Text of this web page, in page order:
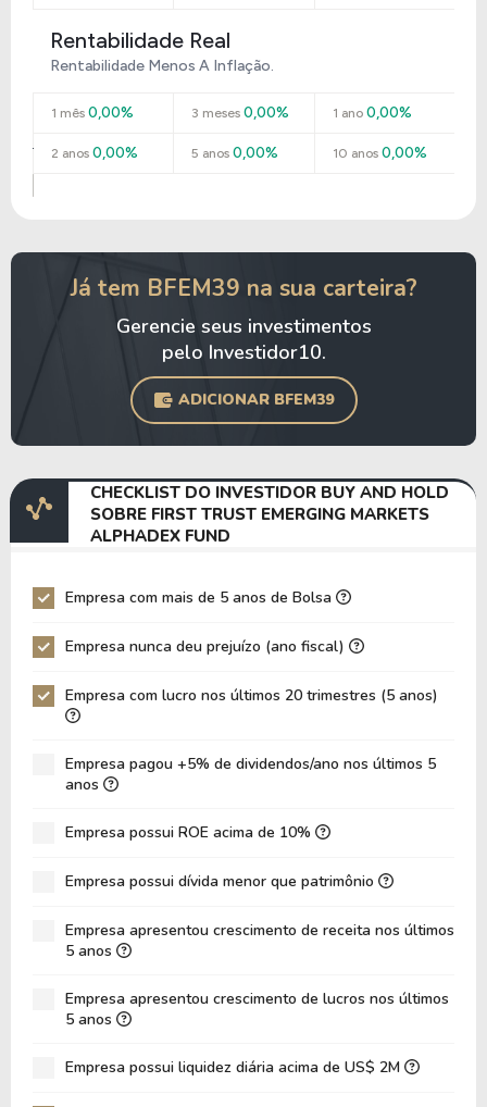
Rentabilidade Real
Rentabilidade Menos A Inflação.
1 mês 0,00% 3 meses 0,00% 1 ano0,00%
2 anos 0,00% 5 anos 0,00% 10 anos0,00%
Já tem BFEM39 na sua carteira?
Gerencie seus investimentos
pelo Investidor10.
ADICIONAR BFEM39
CHECKLIST DO INVESTIDOR BUY AND HOLD
SOBRE FIRST TRUST EMERGING MARKETS
ALPHADEX FUND
Empresa com mais de 5 anos de Bolsa
Empresa nunca deu prejuízo (ano fiscal)
Empresa com lucro nos últimos 20 trimestres (5 anos)
Empresa pagou +5% de dividendos/ano nos últimos 5
anos
Empresa possui ROE acima de 10%
Empresa possui dívida menor que patrimônio
Empresa apresentou crescimento de receita nos últimos
5 anos
Empresa apresentou crescimento de lucros nos últimos
5 anos
Empresa possui liquidez diária acima de US$ 2M